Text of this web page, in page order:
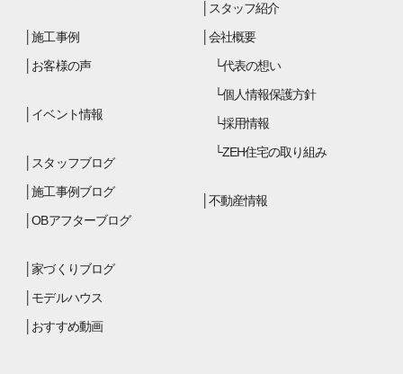
施工事例
お客様の声
イベント情報
スタッフブログ
施工事例ブログ
OBアフターブログ
家づくりブログ
モデルハウス
おすすめ動画
スタッフ紹介
会社概要
代表の想い
個人情報保護方針
採用情報
ZEH住宅の取り組み
不動産情報